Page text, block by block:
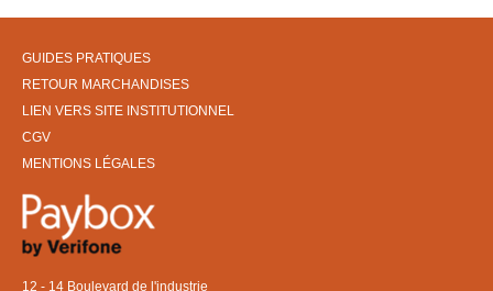
GUIDES PRATIQUES
RETOUR MARCHANDISES
LIEN VERS SITE INSTITUTIONNEL
CGV
MENTIONS LÉGALES
12 - 14 Boulevard de l'industrie